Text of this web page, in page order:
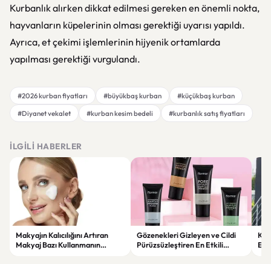
Kurbanlık alırken dikkat edilmesi gereken en önemli nokta,
hayvanların küpelerinin olması gerektiği uyarısı yapıldı.
Ayrıca, et çekimi işlemlerinin hijyenik ortamlarda
yapılması gerektiği vurgulandı.
#2026 kurban fiyatları #büyükbaş kurban
#küçükbaş kurban
#Diyanet vekalet
#kurban kesim bedeli #kurbanlık satış fiyatları
İLGILI HABERLER
Makyajın Kalıcılığını Artıran
Makyaj Bazı Kullanmanın
Gözenekleri Gizleyen ve Cildi
Pürüzsüzleştiren En Etkili